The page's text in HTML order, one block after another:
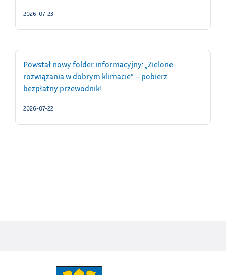
2026-07-23
Powstał nowy folder informacyjny: „Zielone
rozwiązania w dobrym klimacie” – pobierz
bezpłatny przewodnik!
2026-07-22